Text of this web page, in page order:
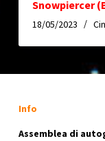
Snowpiercer
18/05/2023
Info
Assemblea di